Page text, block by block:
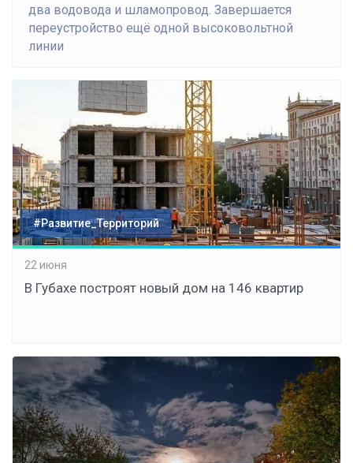
два водовода и шламопровод. Завершается
переустройство ещё одной высоковольтной
линии
#Развитие_Территорий
22 июня
В Губахе построят новый дом на 146 квартир